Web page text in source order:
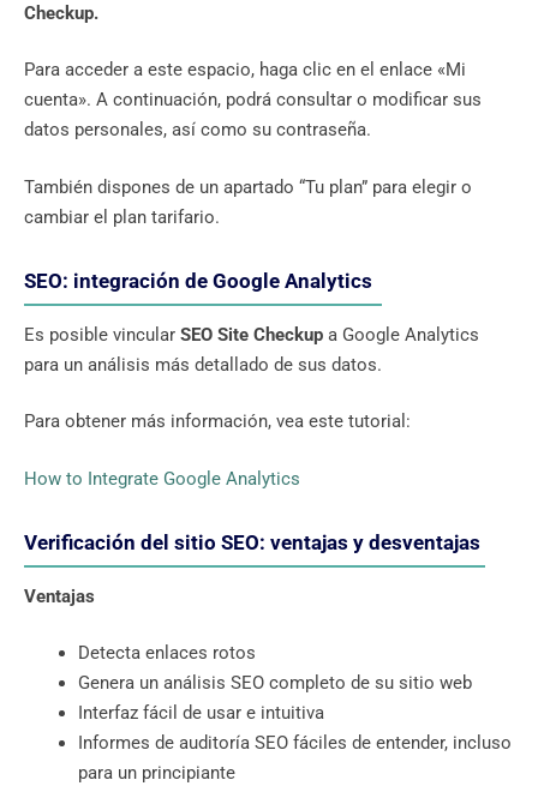
Checkup.
Para acceder a este espacio, haga clic en el enlace «Mi
cuenta». A continuación, podrá consultar o modificar sus
datos personales, así como su contraseña.
También dispones de un apartado “Tu plan” para elegir o
cambiar el plan tarifario.
SEO: integración de Google Analytics
Es posible vincular SEO Site Checkup a Google Analytics
para un análisis más detallado de sus datos.
Para obtener más información, vea este tutorial:
How to Integrate Google Analytics
Verificación del sitio SEO: ventajas y desventajas
Ventajas
Detecta enlaces rotos
Genera un análisis SEO completo de su sitio web
Interfaz fácil de usar e intuitiva
Informes de auditoría SEO fáciles de entender, incluso
para un principiante